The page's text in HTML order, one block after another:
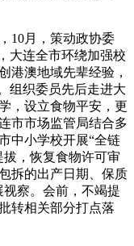
月，策动政协委
大连全市环绕加强校
港澳地域先辈经验，
组织委员先后走进大
，设立食物平安，更
市市场监管局结合多
中小学校开展“全链
，恢复食物许可审
拆的出产日期、保质
察。会前，不竭提
转相关部分打点落